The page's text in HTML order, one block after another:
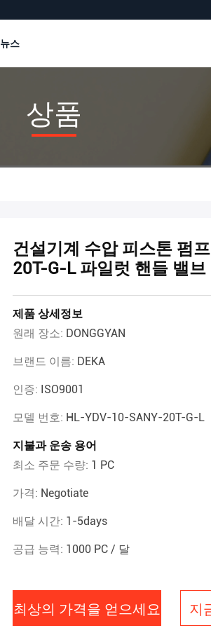
뉴스
상품
건설기계 수압 피스톤 펌
20T-G-L 파일럿 핸들 밸브
제품 상세정보
원래 장소: DONGGYAN
브랜드 이름: DEKA
인증: ISO9001
모델 번호: HL-YDV-10-SANY-20T-G-L
지불과 운송 용어
최소 주문 수량: 1 PC
가격: Negotiate
배달 시간: 1-5days
공급 능력: 1000 PC / 달
최상의 가격을 얻으세요 지